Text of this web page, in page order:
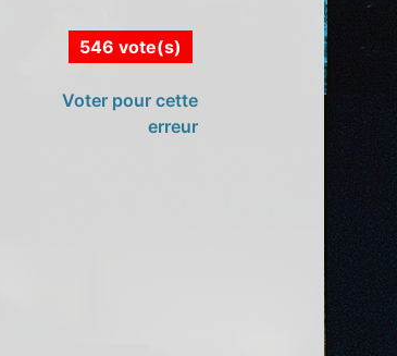
546 vote(s)
Voter pour cette
erreur